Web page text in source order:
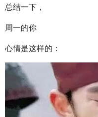
总结一下，
周一的你
心情是这样的：